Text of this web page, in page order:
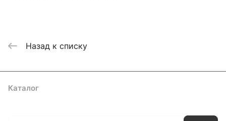
Назад к списку
Каталог